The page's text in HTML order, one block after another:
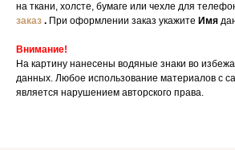
на ткани, холсте, бумаге или чехле для
заказ . При оформлении заказ укажите Имя
Внимание!
На картину нанесены водяные знаки во
данных. Любое использование материалов с
является нарушением авторского права.